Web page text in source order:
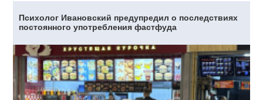
Психолог Ивановский предупредил о последствиях
постоянного употребления фастфуда